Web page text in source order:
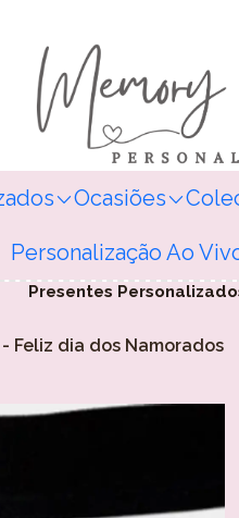
Ocasiões
Personalização Ao
Presentes
Feliz dia dos Namorados